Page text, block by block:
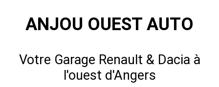
ANJOU OUEST AUTO
Votre Garage Renault & Dacia à
l'ouest d'Angers